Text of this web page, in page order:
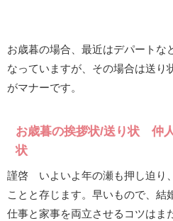
お歳暮の場合、最近はデパートな
なっていますが、その場合は送り
がマナーです。
お歳暮の挨拶状/送り状 仲
状
謹啓 いよいよ年の瀬も押し迫り
ことと存じます。早いもので、結
仕事と家事を両立させるコツはま